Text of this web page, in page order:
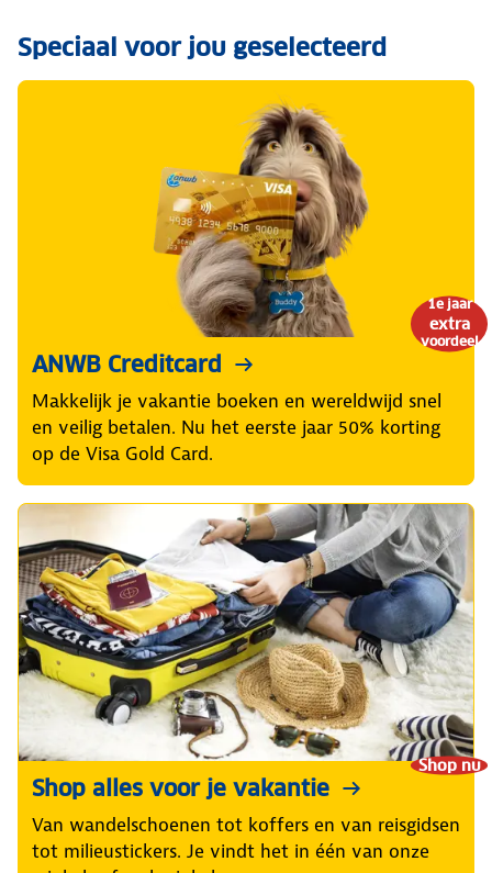
Speciaal voor jou geselecteerd
1e jaar
extra
voordeel
ANWB Creditcard
Makkelijk je vakantie boeken en wereldwijd snel
en veilig betalen. Nu het eerste jaar 50% korting
op de Visa Gold Card.
Shop nu
Shop alles voor je vakantie
Van wandelschoenen tot koffers en van reisgidsen
tot milieustickers. Je vindt het in één van onze